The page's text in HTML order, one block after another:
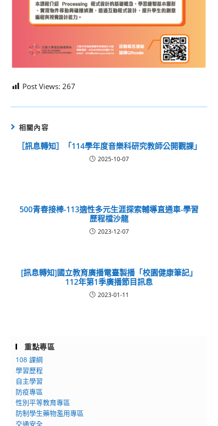
Post Views: 267
相關內容
［訊息轉知］「114學年度音樂科研究教師公開觀課」
2025-10-07
500青春接棒-113適性多元生涯探索輔導直通車-學習
歷程檔沙龍
2023-12-07
[訊息轉知]國立教育廣播電臺製播「校園健康筆記」
112年第1季廣播節目訊息
2023-01-11
重點專區
108 課綱
學習歷程
自主學習
防疫專區
性別平等教育專區
防制學生藥物濫用專區
交通安全